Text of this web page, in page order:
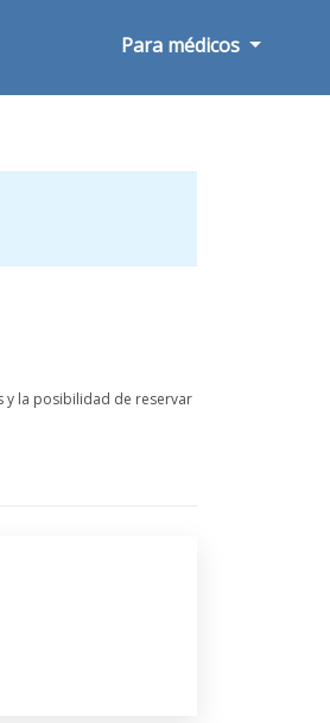
Para médicos
y la posibilidad de reservar